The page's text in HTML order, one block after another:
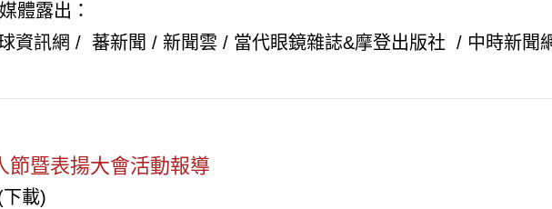
體露出：
資訊網 / 蕃新聞 / 新聞雲 / 當代眼鏡雜誌&摩登出版社 / 中時新聞
節暨表揚大會活動報導
載)